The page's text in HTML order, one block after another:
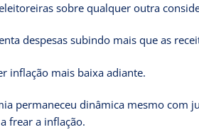
sobre qualquer outra
despesas subindo mais que as
inflação mais baixa adiante.
permaneceu dinâmica mesmo com
frear a inflação.